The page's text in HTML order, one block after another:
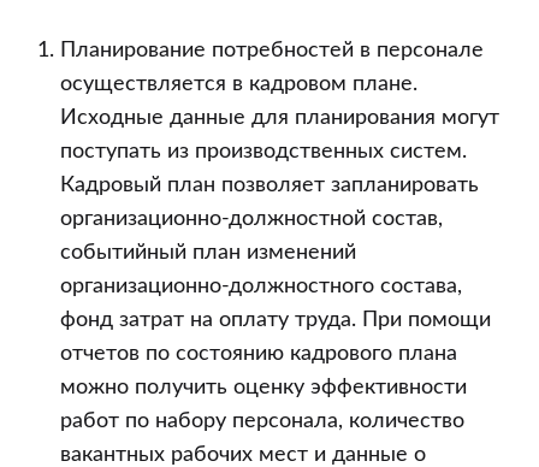
Планирование потребностей в персонале
осуществляется в кадровом плане.
Исходные данные для планирования могут
поступать из производственных систем.
Кадровый план позволяет запланировать
организационно-должностной состав,
событийный план изменений
организационно-должностного состава,
фонд затрат на оплату труда. При помощи
отчетов по состоянию кадрового плана
можно получить оценку эффективности
работ по набору персонала, количество
вакантных рабочих мест и данные о